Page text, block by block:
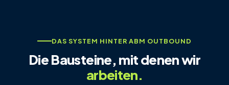
DAS SYSTEM HINTER ABM OUTBOUND
Die Bausteine, mit denen wir
arbeiten.